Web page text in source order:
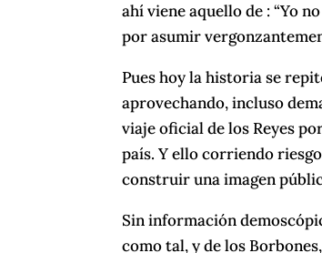
ahí viene aquello de : “Yo
por asumir
Pues hoy la historia se
aprovechando, incluso
viaje oficial de los Reyes
país. Y ello corriendo
construir una imagen
Sin información
como tal, y de los